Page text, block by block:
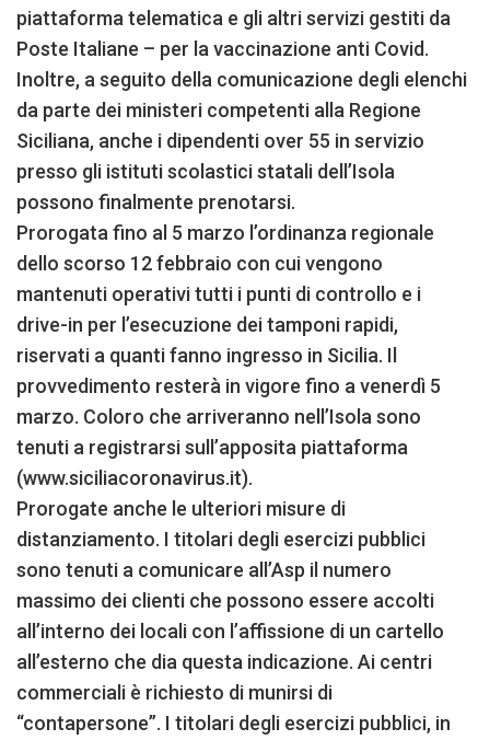
piattaforma telematica e gli altri servizi gestiti da
Poste Italiane – per la vaccinazione anti Covid.
Inoltre, a seguito della comunicazione degli elenchi
da parte dei ministeri competenti alla Regione
Siciliana, anche i dipendenti over 55 in servizio
presso gli istituti scolastici statali dell’Isola
possono finalmente prenotarsi.
Prorogata fino al 5 marzo l’ordinanza regionale
dello scorso 12 febbraio con cui vengono
mantenuti operativi tutti i punti di controllo e i
drive-in per l’esecuzione dei tamponi rapidi,
riservati a quanti fanno ingresso in Sicilia. Il
provvedimento resterà in vigore fino a venerdì 5
marzo. Coloro che arriveranno nell’Isola sono
tenuti a registrarsi sull’apposita piattaforma
(www.siciliacoronavirus.it).
Prorogate anche le ulteriori misure di
distanziamento. I titolari degli esercizi pubblici
sono tenuti a comunicare all’Asp il numero
massimo dei clienti che possono essere accolti
all’interno dei locali con l’affissione di un cartello
all’esterno che dia questa indicazione. Ai centri
commerciali è richiesto di munirsi di
“contapersone”. I titolari degli esercizi pubblici, in